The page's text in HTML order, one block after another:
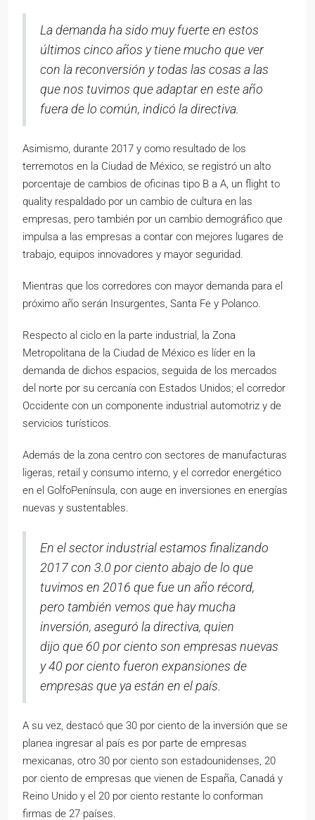
La demanda ha sido muy fuerte en estos
últimos cinco años y tiene mucho que ver
con la reconversión y todas las cosas a las
que nos tuvimos que adaptar en este año
fuera de lo común, indicó la directiva.
Asimismo, durante 2017 y como resultado de los
terremotos en la Ciudad de México, se registró un alto
porcentaje de cambios de oficinas tipo B a A, un flight to
quality respaldado por un cambio de cultura en las
empresas, pero también por un cambio demográfico que
impulsa a las empresas a contar con mejores lugares de
trabajo, equipos innovadores y mayor seguridad.
Mientras que los corredores con mayor demanda para el
próximo año serán Insurgentes, Santa Fe y Polanco.
Respecto al ciclo en la parte industrial, la Zona
Metropolitana de la Ciudad de México es líder en la
demanda de dichos espacios, seguida de los mercados
del norte por su cercanía con Estados Unidos; el corredor
Occidente con un componente industrial automotriz y de
servicios turísticos.
Además de la zona centro con sectores de manufacturas
ligeras, retail y consumo interno, y el corredor energético
en el GolfoPenínsula, con auge en inversiones en energías
nuevas y sustentables.
En el sector industrial estamos finalizando
2017 con 3.0 por ciento abajo de lo que
tuvimos en 2016 que fue un año récord,
pero también vemos que hay mucha
inversión, aseguró la directiva, quien
dijo que 60 por ciento son empresas nuevas
y 40 por ciento fueron expansiones de
empresas que ya están en el país.
A su vez, destacó que 30 por ciento de la inversión que se
planea ingresar al país es por parte de empresas
mexicanas, otro 30 por ciento son estadounidenses, 20
por ciento de empresas que vienen de España, Canadá y
Reino Unido y el 20 por ciento restante lo conforman
firmas de 27 países.